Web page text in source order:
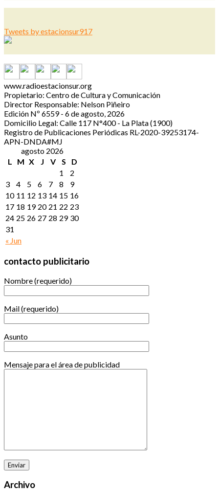
Tweets by estacionsur917
www.radioestacionsur.org
Propietario: Centro de Cultura y Comunicación
Director Responsable: Nelson Piñeiro
Edición Nº 6559 - 6 de agosto, 2026
Domicilio Legal: Calle 117 N°400 - La Plata (1900)
Registro de Publicaciones Periódicas RL-2020-39253174-
APN-DNDA#MJ
agosto 2026
L
M X J V S D
« Jun
1
2
3
4 5 6 7 8
9
10 11 12 13 14 15 16
17 18 19 20 21 22 23
24 25 26 27 28 29 30
31
contacto publicitario
Nombre (requerido)
Mail (requerido)
Asunto
Mensaje para el área de publicidad
Archivo